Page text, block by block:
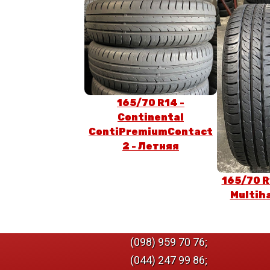
165/70 R14 -
Continental
ContiPremiumContact
2 - Летняя
165/70
(098) 959 70 76;
(044) 247 99 86;